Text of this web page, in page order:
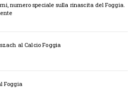
numero speciale sulla rinascita del Foggia.
al Calcio Foggia
Foggia